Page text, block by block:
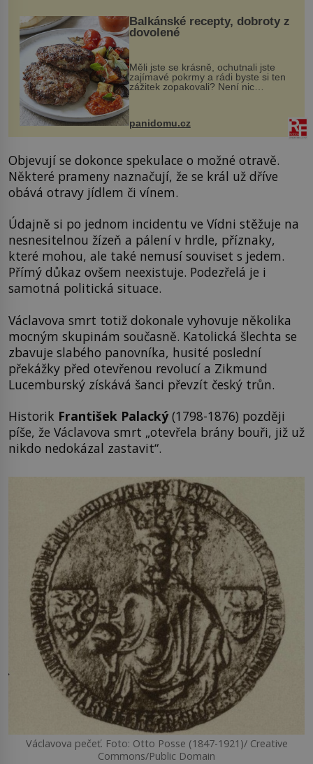
Balkánské recepty, dobroty z
dovolené
Měli jste se krásně, ochutnali jste
zajímavé pokrmy a rádi byste si ten
zážitek zopakovali? Není nic
snazšího. Pljeskavica (10 porcí)
Možná jste ji ochutnali na dovolené v
panidomu.cz
Objevují se dokonce spekulace o možné otravě.
Některé prameny naznačují, že se král už dříve
obává otravy jídlem či vínem.
Údajně si po jednom incidentu ve Vídni stěžuje na
nesnesitelnou žízeň a pálení v hrdle, příznaky,
které mohou, ale také nemusí souviset s jedem.
Přímý důkaz ovšem neexistuje. Podezřelá je i
samotná politická situace.
Václavova smrt totiž dokonale vyhovuje několika
mocným skupinám současně. Katolická šlechta se
zbavuje slabého panovníka, husité poslední
překážky před otevřenou revolucí a Zikmund
Lucemburský získává šanci převzít český trůn.
Historik František Palacký(1798-1876) později
píše, že Václavova smrt „otevřela brány bouři, již už
nikdo nedokázal zastavit“.
Václavova pečeť. Foto: Otto Posse (1847-1921)/ Creative
Commons/Public Domain